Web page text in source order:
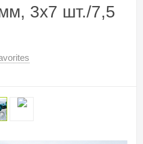
3х7 шт./7,5